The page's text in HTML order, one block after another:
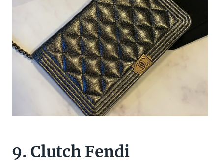
9. Clutch Fendi